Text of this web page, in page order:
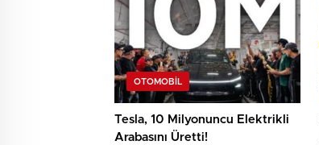
OTOMOBIL
Tesla, 10 Milyonuncu Elektrikli
Arabasını Üretti!